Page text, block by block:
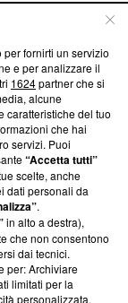
su Blasting
ci impegniamo a
aderenza a
non è
di farne
verifica di
fornirti un servizio
e per analizzare il
1624partner che si
alcune
caratteristiche del tuo
che hai
servizi. Puoi
“Accetta tutti”
scelte, anche
dati personali da
.
in alto a destra),
che non consentono
dai tecnici.
per: Archiviare
limitati per la
personalizzata.